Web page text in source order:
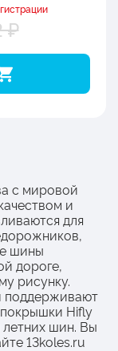
₽
с мировой
и
для
шины
дороге,
рисунку.
поддерживают
Hifly
шин. Вы
13koles.ru